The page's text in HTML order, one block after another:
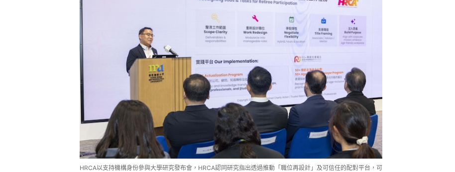
HRCA以支持機構身份參與大學研究發布會，HRCA認同研究指出透過推動「職位再設計」及可信任的配對平台，可